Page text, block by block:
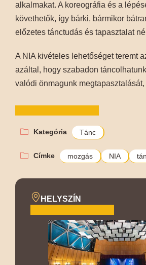
alkalmakat. A koreográfia és a
követhetők, így bárki, bármikor
előzetes tánctudás és tapasztalat
A NIA kivételes lehetőséget teremt
azáltal, hogy szabadon
valódi önmagunk
Kategória Tánc
Címke mozgás NIA
HELYSZÍN